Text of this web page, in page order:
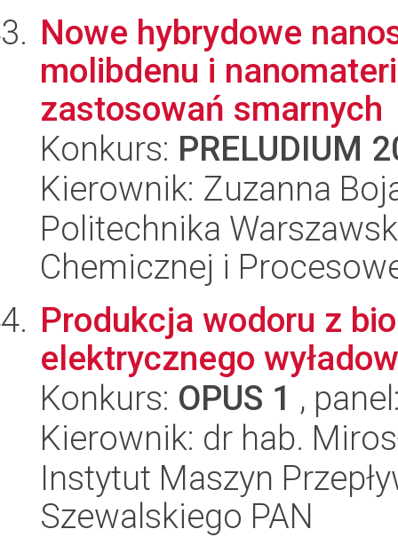
Nowe hybrydowe
molibdenu i
zastosowań smarnych
Konkurs: PRELUDIUM
Kierownik: Zuzanna
Politechnika
Chemicznej i
Produkcja wodoru z
elektrycznego
Konkurs: OPUS 1 ,
Kierownik: dr hab.
Instytut Maszyn
Szewalskiego PAN